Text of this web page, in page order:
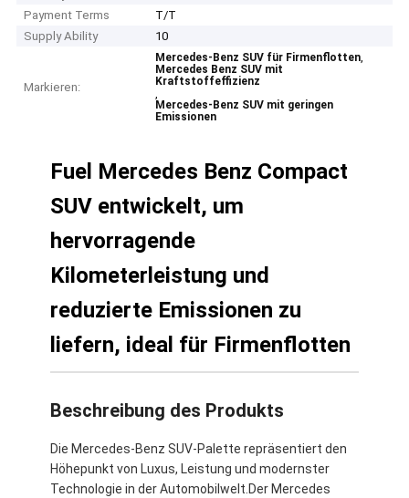
Payment Terms
T/T
Supply Ability
10
Markieren:
Mercedes-Benz SUV für Firmenflotten,
Mercedes Benz SUV mit
Kraftstoffeffizienz
,
Mercedes-Benz SUV mit geringen
Emissionen
Fuel Mercedes Benz Compact
SUV entwickelt, um
hervorragende
Kilometerleistung und
reduzierte Emissionen zu
liefern, ideal für Firmenflotten
Beschreibung des Produkts
Die Mercedes-Benz SUV-Palette repräsentiert den
Höhepunkt von Luxus, Leistung und modernster
Technologie in der Automobilwelt.Der Mercedes